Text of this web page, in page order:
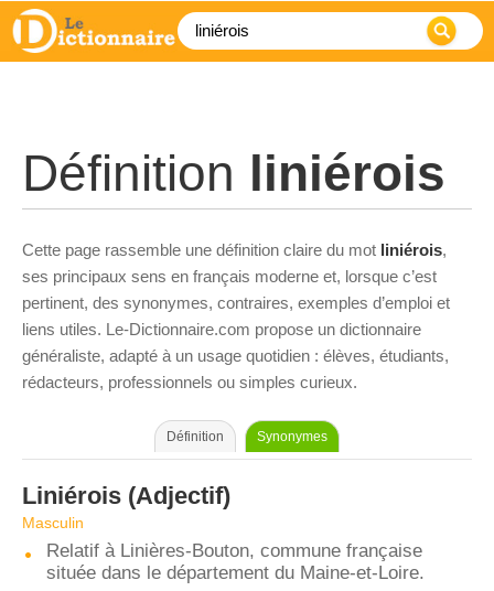
Définition liniérois
Cette page rassemble une définition claire du mot liniérois,
ses principaux sens en français moderne et, lorsque c’est
pertinent, des synonymes, contraires, exemples d’emploi et
liens utiles. Le-Dictionnaire.com propose un dictionnaire
généraliste, adapté à un usage quotidien : élèves, étudiants,
rédacteurs, professionnels ou simples curieux.
Définition Synonymes
Liniérois (Adjectif)
Masculin
Relatif à Linières-Bouton, commune française
située dans le département du Maine-et-Loire.